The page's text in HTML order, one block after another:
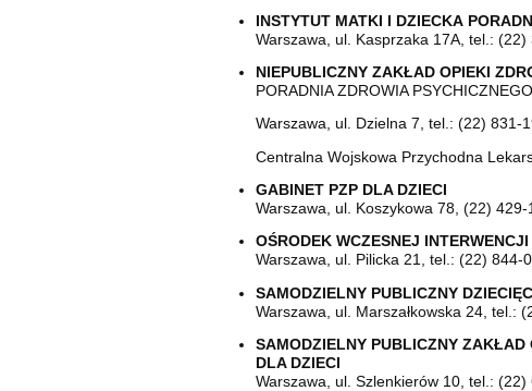
INSTYTUT MATKI I DZIECKA
Warszawa, ul. Kasprzaka 17A, tel.: (22)
NIEPUBLICZNY ZAKŁAD OPIEKI
PORADNIA ZDROWIA
Warszawa, ul. Dzielna 7, tel.: (22) 831-
Centralna Wojskowa Przychodna
GABINET PZP DLA DZIECI
Warszawa, ul. Koszykowa 78, (22) 429-
OŚRODEK WCZESNEJ
Warszawa, ul. Pilicka 21, tel.: (22) 844-
SAMODZIELNY PUBLICZNY
Warszawa, ul. Marszałkowska 24, tel.:
SAMODZIELNY PUBLICZNY ZAKŁAD
DLA DZIECI
Warszawa, ul. Szlenkierów 10, tel.: